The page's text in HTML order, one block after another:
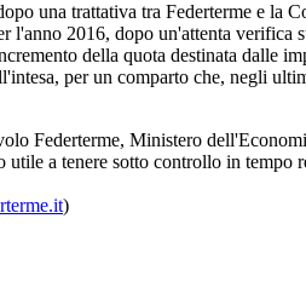
una trattativa tra Federterme e
l'anno 2016, dopo un'attenta verifica
della quota destinata dalle
per un comparto che, negli
Federterme, Ministero
utile a tenere sotto controllo in
)